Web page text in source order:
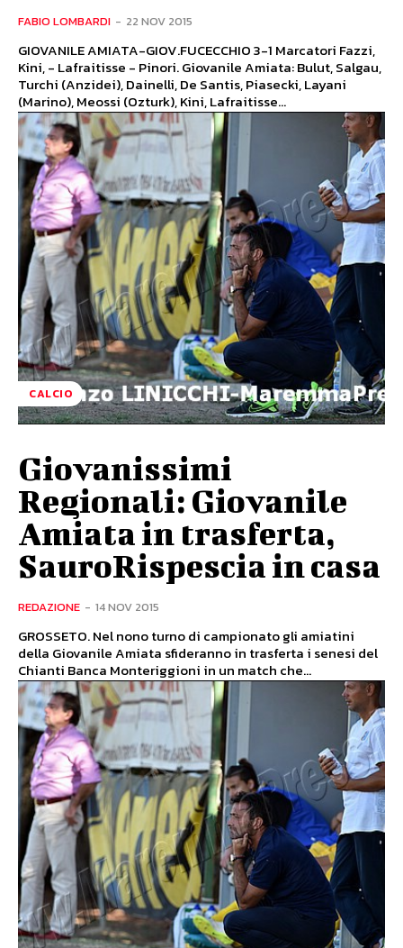
FABIO LOMBARDI - 22 NOV 2015
GIOVANILE AMIATA-GIOV.FUCECCHIO 3-1 Marcatori Fazzi,
Kini, - Lafraitisse - Pinori. Giovanile Amiata: Bulut, Salgau,
Turchi (Anzidei), Dainelli, De Santis, Piasecki, Layani
(Marino), Meossi (Ozturk), Kini, Lafraitisse...
CALCIO
Giovanissimi
Regionali: Giovanile
Amiata in trasferta,
SauroRispescia in casa
REDAZIONE - 14 NOV 2015
GROSSETO. Nel nono turno di campionato gli amiatini
della Giovanile Amiata sfideranno in trasferta i senesi del
Chianti Banca Monteriggioni in un match che...